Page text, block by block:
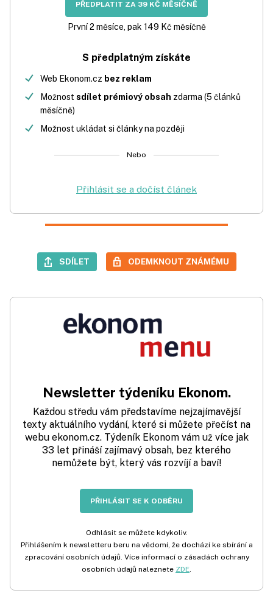
PŘEDPLATIT ZA 39 KČ MĚSÍČNĚ
První 2 měsíce, pak 149 Kč měsíčně
S předplatným získáte
Web Ekonom.cz bez reklam
Možnost sdílet prémiový obsah zdarma (5 článků
měsíčně)
Možnost ukládat si články na později
Nebo
Přihlásit se a dočíst článek
SDÍLET ODEMKNOUT ZNÁMÉMU
Newsletter týdeníku Ekonom.
Každou středu vám představíme nejzajímavější
texty aktuálního vydání, které si můžete přečíst na
webu ekonom.cz. Týdeník Ekonom vám už více jak
33 let přináší zajímavý obsah, bez kterého
nemůžete být, který vás rozvíjí a baví!
PŘIHLÁSIT SE K ODBĚRU
Odhlásit se můžete kdykoliv.
Přihlášením k newsletteru beru na vědomí, že dochází ke sbírání a
zpracování osobních údajů. Více informací o zásadách ochrany
osobních údajů naleznete ZDE.